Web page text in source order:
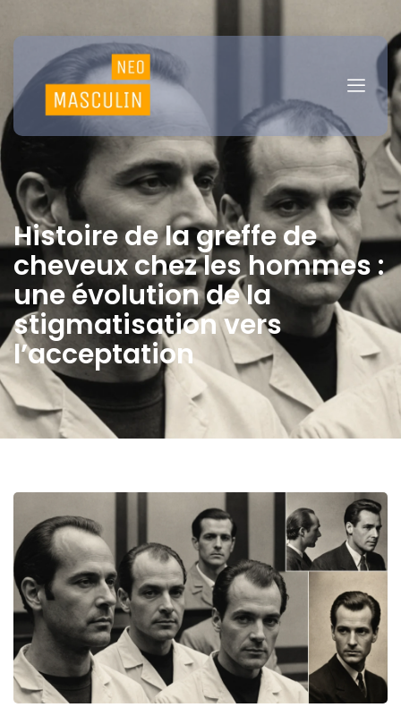
Histoire de la greffe de
cheveux chez les hommes :
une évolution de la
stigmatisation vers
l’acceptation